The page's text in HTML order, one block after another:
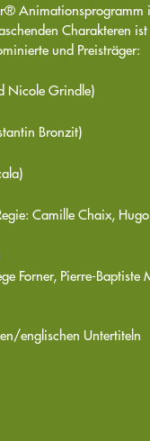
Animationsprogramm
Charakteren
und Preisträger:
Nicole Grindle)
Bronzit)
Camille Chaix, Hugo
Forner, Pierre-Baptiste
englischen Untertiteln